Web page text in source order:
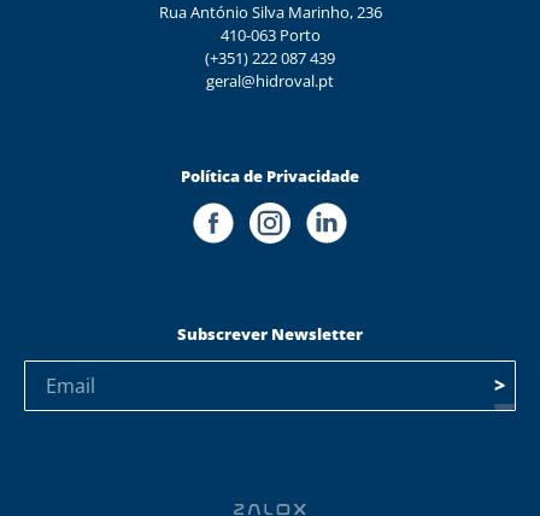
Rua António Silva Marinho, 236
410-063 Porto
(+351) 222 087 439
geral@hidroval.pt
Política de Privacidade
Subscrever Newsletter
>